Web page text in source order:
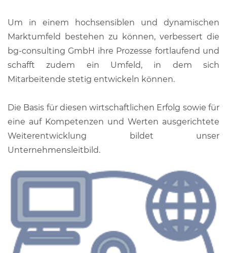
Um in einem hochsensiblen und dynamischen
Marktumfeld bestehen zu können, verbessert die
bg-consulting GmbH ihre Prozesse fortlaufend und
schafft zudem ein Umfeld, in dem sich
Mitarbeitende stetig entwickeln können.
Die Basis für diesen wirtschaftlichen Erfolg sowie für
eine auf Kompetenzen und Werten ausgerichtete
Weiterentwicklung bildet unser
Unternehmensleitbild.